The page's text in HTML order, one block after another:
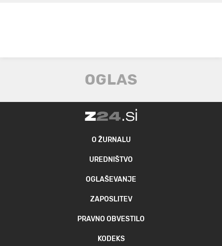
O ŽURNALU
UREDNIŠTVO
OGLAŠEVANJE
ZAPOSLITEV
PRAVNO OBVESTILO
KODEKS